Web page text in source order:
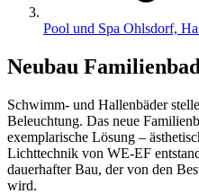
Pool und Spa Ohlsdorf,
Neubau
Schwimm- und Hallenbäder
Beleuchtung. Das neue
exemplarische Lösung –
Lichttechnik von WE-EF
dauerhafter Bau, der von den
wird.